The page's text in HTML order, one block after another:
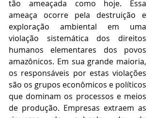
tão ameaçada como hoje. Essa
ameaça ocorre pela destruição e
exploração ambiental em uma
violação sistemática dos direitos
humanos elementares dos povos
amazônicos. Em sua grande maioria,
os responsáveis por estas violações
são os grupos econômicos e políticos
que dominam os processos e meios
de produção. Empresas extraem as